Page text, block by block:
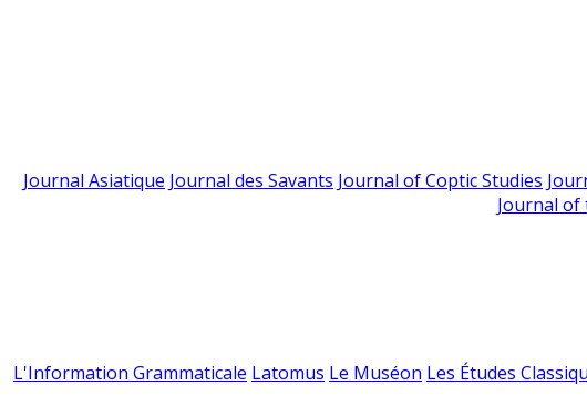
Journal Asiatique Journal des Savants Journal of Coptic Studies
Journal
L'Information Grammaticale Latomus Le Muséon Les Études